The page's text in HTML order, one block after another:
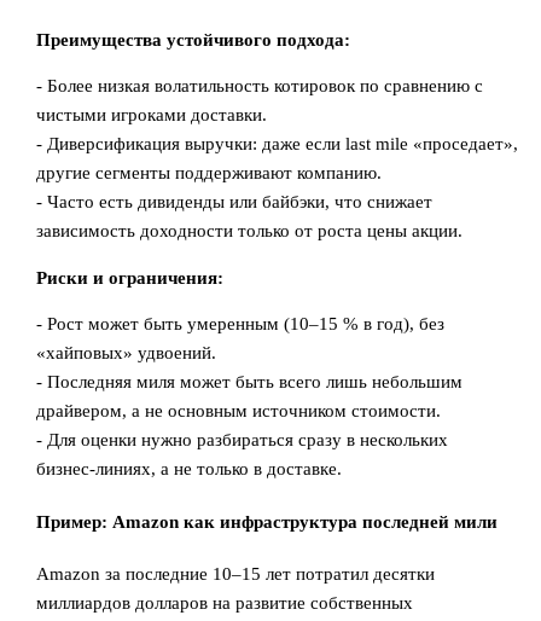
Преимущества устойчивого подхода:
- Более низкая волатильность котировок по сравнению с
чистыми игроками доставки.
- Диверсификация выручки: даже если last mile «проседает»,
другие сегменты поддерживают компанию.
- Часто есть дивиденды или байбэки, что снижает
зависимость доходности только от роста цены акции.
Риски и ограничения:
- Рост может быть умеренным (10–15 % в год), без
«хайповых» удвоений.
- Последняя миля может быть всего лишь небольшим
драйвером, а не основным источником стоимости.
- Для оценки нужно разбираться сразу в нескольких
бизнес‑линиях, а не только в доставке.
Пример: Amazon как инфраструктура последней мили
Amazon за последние 10–15 лет потратил десятки
миллиардов долларов на развитие собственных